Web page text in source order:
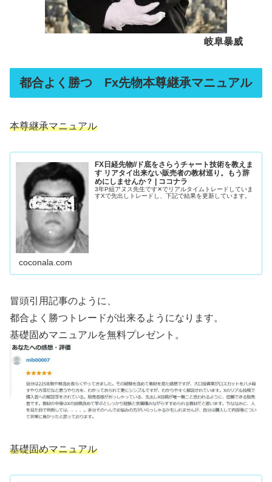
岐阜暴威
都合よく勝つ Fx先物本尊継承マニュアル
本尊継承マニュアル
FX日経先物//ド底をさらうチャート技術を教えま
す リアタイ出来ない販売者の教材巡り。もう辞
めにしませんか？ | ココナラ
3年P組アヌス先生です✕でリアルタイムトレードしていま
すXで先出しトレードし、下記で結果を更新しています。
coconala.com
冒頭引用記事のように、
都合よく勝つトレードが出来るようになります。
基礎固めマニュアルを無料プレゼント。
基礎固めマニュアル